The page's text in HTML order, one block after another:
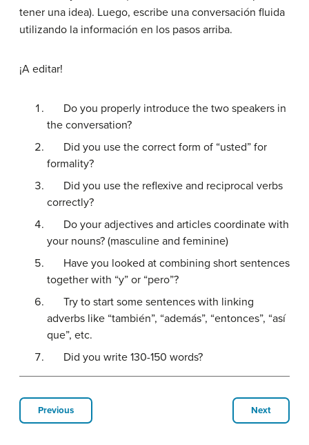
tener una idea). Luego, escribe una conversación fluida
utilizando la información en los pasos arriba.
¡A editar!
Do you properly introduce the two speakers in
the conversation?
Did you use the correct form of “usted” for
formality?
Did you use the reflexive and reciprocal verbs
correctly?
Do your adjectives and articles coordinate with
your nouns? (masculine and feminine)
Have you looked at combining short sentences
together with “y” or “pero”?
Try to start some sentences with linking
adverbs like “también”, “además”, “entonces”, “así
que”, etc.
Did you write 130-150 words?
Previous Next